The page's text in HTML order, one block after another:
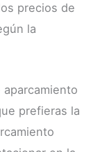
precios de
la
prefieras la